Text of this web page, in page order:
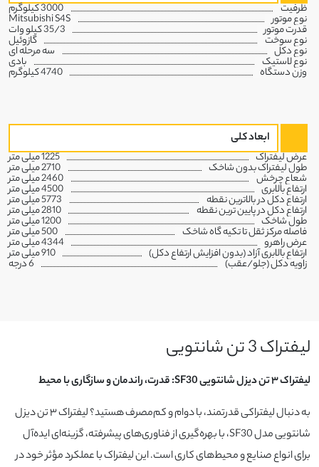
ظرفیت 3000 کیلوگرم
نوع موتور Mitsubishi S4S
قدرت موتور 35/3 کیلو وات
نوع سوخت گازوئیل
نوع دکل سه مرحله ای
نوع لاستیک بادی
وزن دستگاه 4740 کیلوگرم
ابعاد کلی
عرض لیفتراک 1225 میلی متر
طول لیفتراک بدون شاخک 2710 میلی متر
شعاع چرخش 2460 میلی متر
ارتفاع بالابری 4500 میلی متر
ارتفاع دکل در بالاترین نقطه 5773 میلی متر
ارتفاع دکل در پایین ترین نقطه 2810 میلی متر
طول شاخک 1200 میلی متر
فاصله مرکز ثقل تا تکیه گاه شاخک 500 میلی متر
عرض راهرو 4344 میلی متر
ارتفاع بالابری آزاد (بدون افزایش ارتفاع دکل) 910 میلی متر
زاویه دکل (جلو/عقب) 6 درجه
لیفتراک 3 تن شانتویی
لیفتراک ۳ تن دیزل شانتویی SF30: قدرت، راندمان و سازگاری با محیط
به دنبال لیفتراکی قدرتمند، با دوام و کم‌مصرف هستید؟ لیفتراک ۳ تن دیزل
شانتویی مدل SF30، با بهره‌گیری از فناوری‌های پیشرفته، گزینه‌ای ایده‌آل
برای انواع صنایع و محیط‌های کاری است. این لیفتراک با عملکرد مؤثر خود در